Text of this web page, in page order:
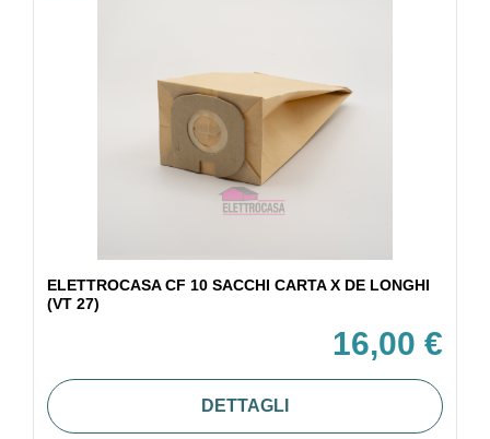
ELETTROCASA CF 10 SACCHI CARTA X DE LONGHI
(VT 27)
16,00 €
DETTAGLI